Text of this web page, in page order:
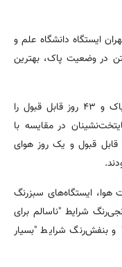
ایستگاه دانشگاه علم و
شاخص ۱۷ و قرار گرفتن در وضعیت پاک، بهترین
تهران از ابتدای امسال تاکنون ۵ روز هوای پاک و ۴۳ روز قابل قبول را
در مقایسه با
پاک، ۳۹ روز هوای قابل قبول و یک روز هوای
ایستگاه‌های سبزرنگ
شرایط "ناسالم برای
بنفش‌رنگ شرایط "بسیار